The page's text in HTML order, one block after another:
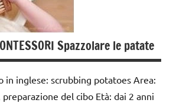
Spazzolare le patate
in inglese: scrubbing potatoes Area:
del cibo Età: dai 2 anni